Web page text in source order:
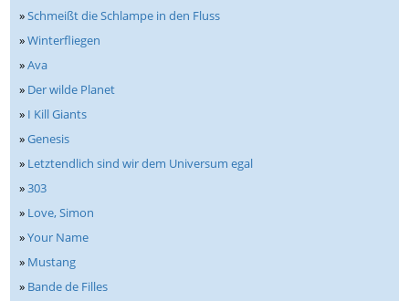
»Schmeißt die Schlampe in den Fluss
»Winterfliegen
»Ava
» Der wilde Planet
» I Kill Giants
»Genesis
» Letztendlich sind wir dem Universum egal
»303
» Love, Simon
»Your Name
» Mustang
» Bande de Filles